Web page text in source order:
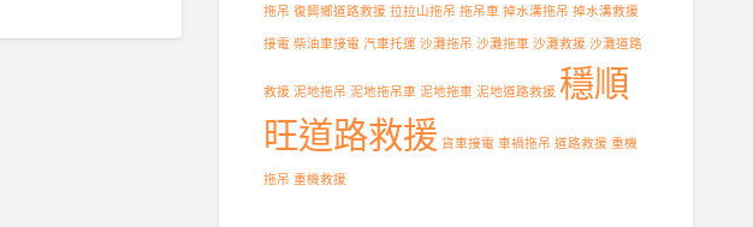
拖吊 復興鄉道路救援 拉拉山拖吊 拖吊車 掉水溝拖吊 掉水溝救援
接電 柴油車接電 汽車托運 沙灘拖吊 沙灘拖車 沙灘救援 沙灘道路
救援 泥地拖吊 泥地拖吊車 泥地拖車 泥地道路救援 穩順
旺道路救援 貨車接電 車禍拖吊 道路救援 重機
拖吊 重機救援